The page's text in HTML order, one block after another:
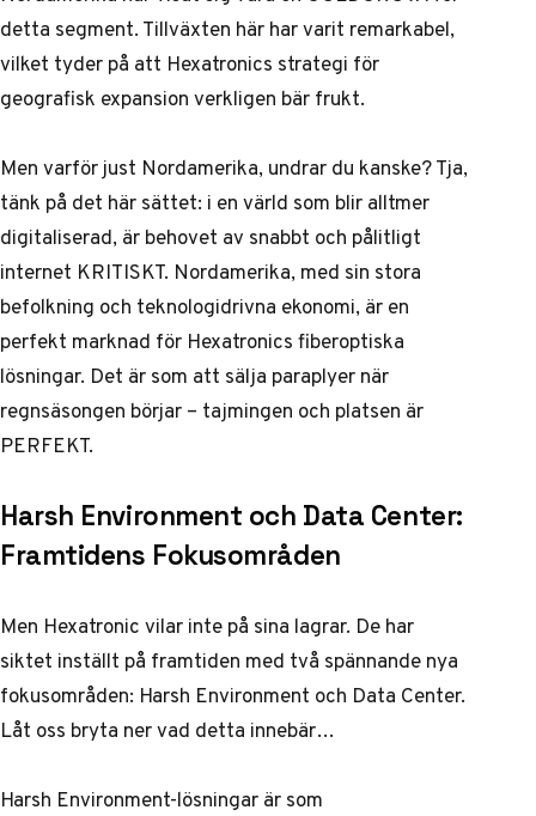
detta segment. Tillväxten här har varit remarkabel,
vilket tyder på att Hexatronics strategi för
geografisk expansion verkligen bär frukt.
Men varför just Nordamerika, undrar du kanske? Tja,
tänk på det här sättet: i en värld som blir alltmer
digitaliserad, är behovet av snabbt och pålitligt
internet KRITISKT. Nordamerika, med sin stora
befolkning och teknologidrivna ekonomi, är en
perfekt marknad för Hexatronics fiberoptiska
lösningar. Det är som att sälja paraplyer när
regnsäsongen börjar – tajmingen och platsen är
PERFEKT.
Harsh Environment och Data Center:
Framtidens Fokusområden
Men Hexatronic vilar inte på sina lagrar. De har
siktet inställt på framtiden med två spännande nya
fokusområden: Harsh Environment och Data Center.
Låt oss bryta ner vad detta innebär…
Harsh Environment-lösningar är som